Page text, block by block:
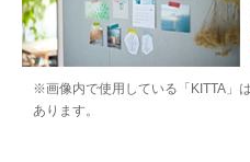
※画像内で使用している「KITTA」
あります。